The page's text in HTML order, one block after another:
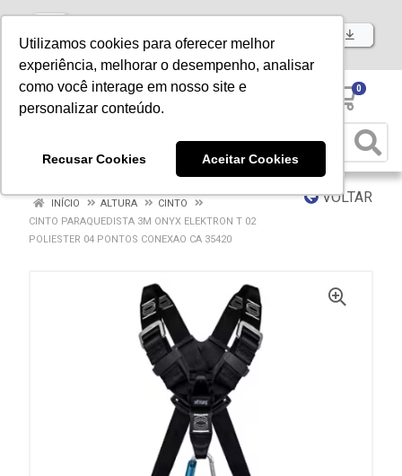
Utilizamos cookies para oferecer melhor
experiência, melhorar o desempenho, analisar
como você interage em nosso site e
personalizar conteúdo.
Recusar Cookies Aceitar Cookies
Baixe já nosso APP
0
VOLTAR
INÍCIO ALTURA
CINTO
CINTO PARAQUEDISTA 3M ONYX ELEKTRON T 02
POLIESTER 04 PONTOS CONEXAO CA 35420